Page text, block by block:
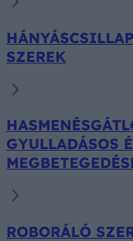
SZEREK
GYULLADÁSOS
ROBORÁLÓ